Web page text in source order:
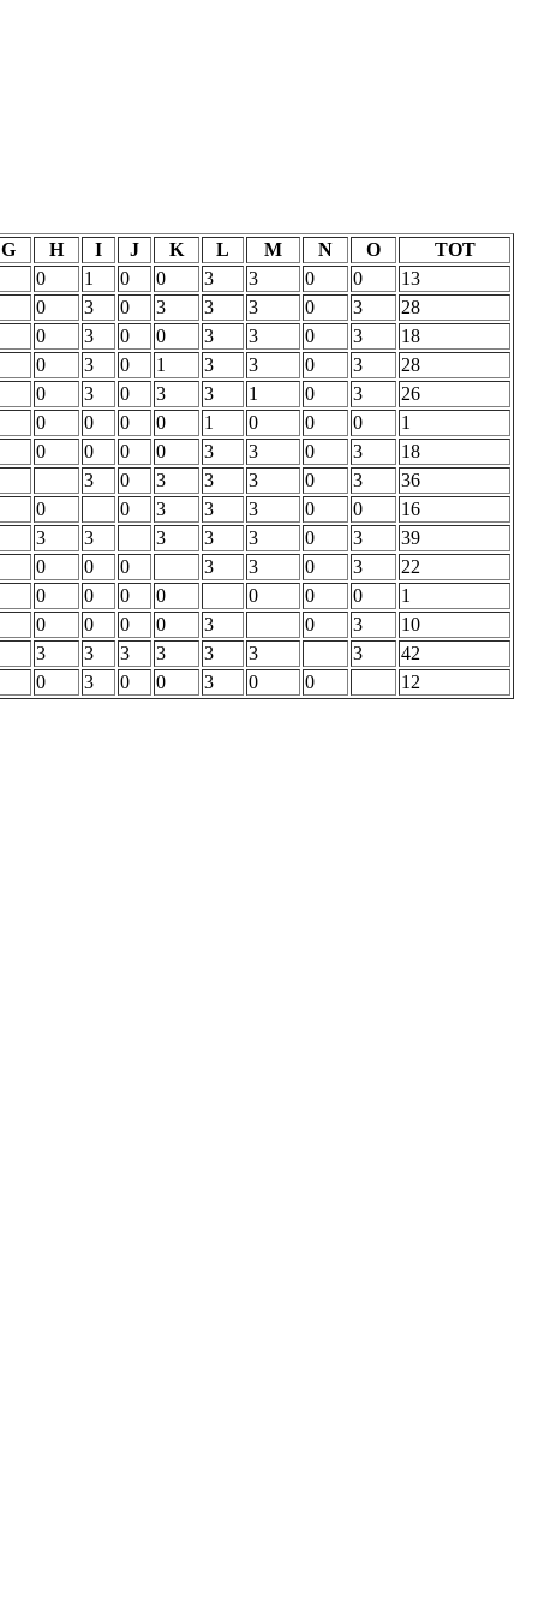
G H I J K L M N O
TOT
0 1 0 0 3 3 0 0
13
0 3 0 3 3 3 0 3
28
0 3 0 0 3 3 0 3
18
0 3 0 1 3 3 0 3
28
0 3 0 3 3 1 0 3
26
0 0 0 0 1 0 0 0
1
0 0 0 0 3 3 0 3
18
3 0 3 3 3 0 3
36
0 0 3 3 3 0 0
16
3 3 3 3 3 0 3
39
0 0 0 3 3 0 3
22
0 0 0 0 0 0 0
1
0 0 0 0 3 0 3
10
3 3 3 3 3 3 3
42
0 3 0 0 3 0 0 12